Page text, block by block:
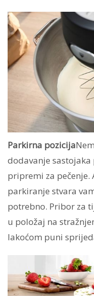
Parkirna pozicija
dodavanje
pripremi za pečenje.
parkiranje stvara
potrebno. Pribor za
u položaj na
lakoćom puni